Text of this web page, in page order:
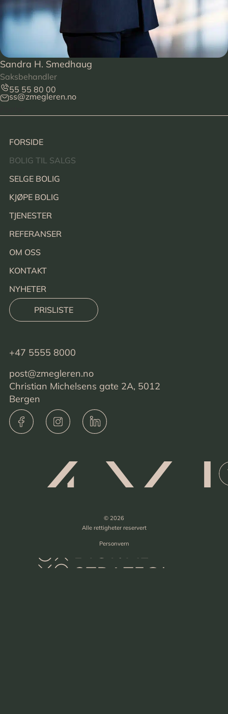
Sandra H. Smedhaug
Saksbehandler
55 55 80 00
ss@zmegleren.no
FORSIDE
BOLIG TIL SALGS
SELGE BOLIG
KJØPE BOLIG
TJENESTER
REFERANSER
OM OSS
KONTAKT
NYHETER
PRISLISTE
+47 5555 8000
post@zmegleren.no
Christian Michelsens gate 2A, 5012
Bergen
© 2026
Alle rettigheter reservert
Personvern